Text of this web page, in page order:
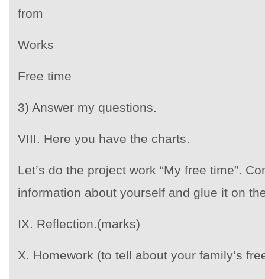
from
Works
Free time
3) Answer my questions.
VIII. Here you have the charts.
Let’s do the project work “My free time”.
information about yourself and glue it on
IX. Reflection.(marks)
X. Homework (to tell about your family’s